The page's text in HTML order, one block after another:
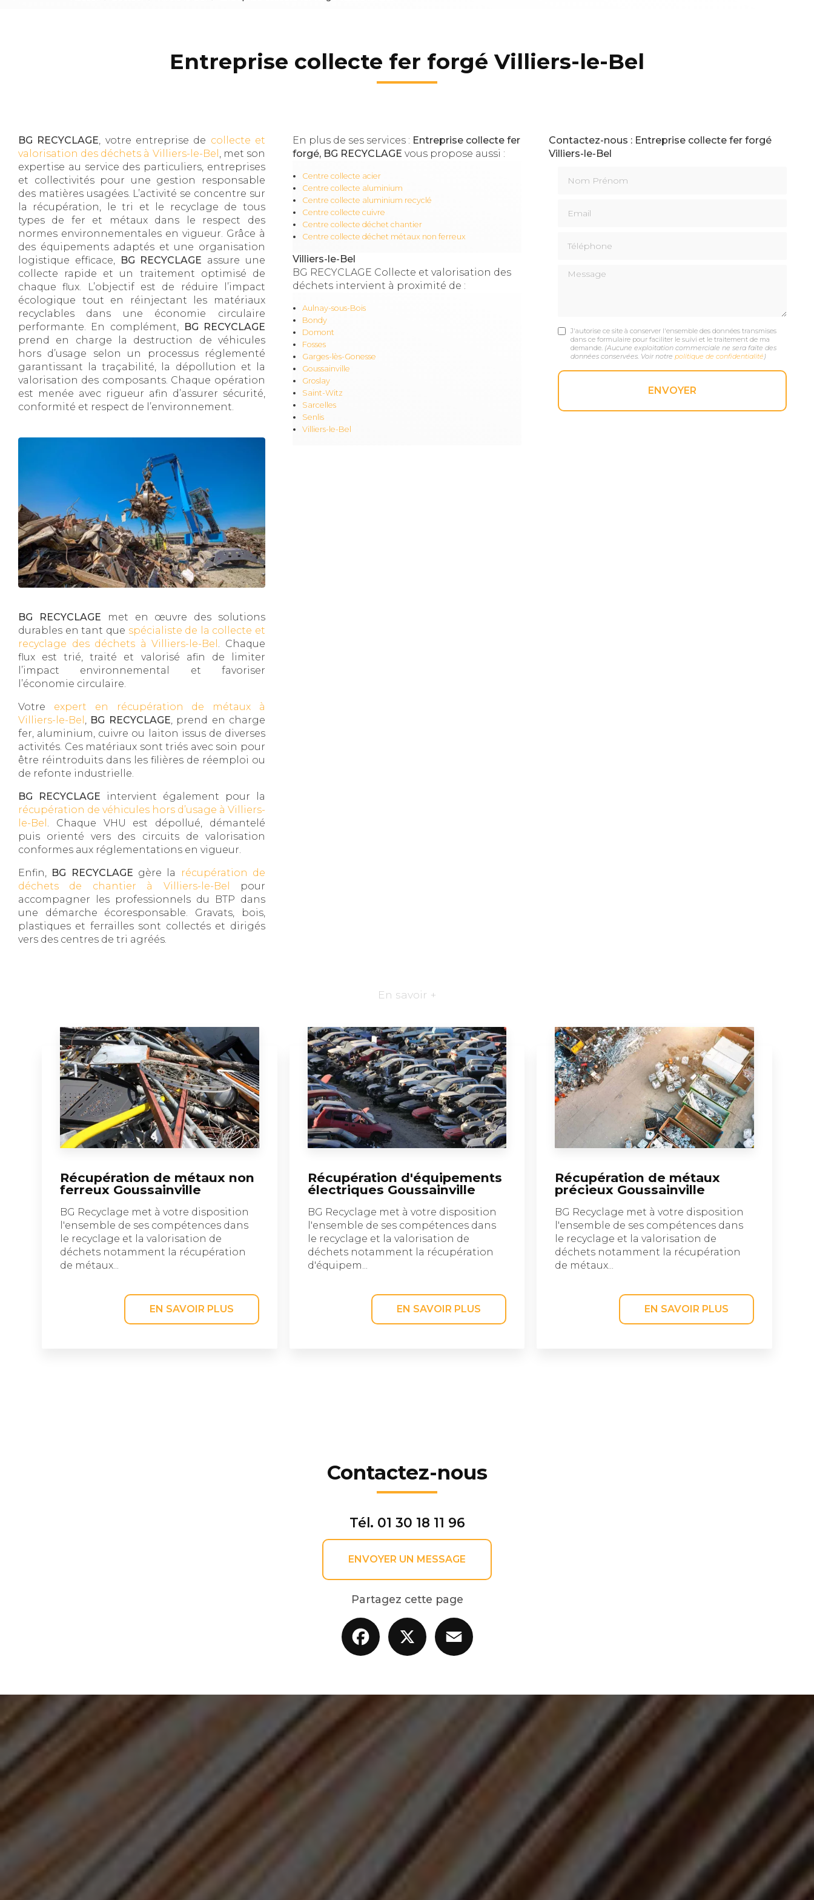
Entreprise collecte fer forgé Villiers-le-Bel
BG RECYCLAGE, votre entreprise de collecte et
valorisation des déchets à Villiers-le-Bel , met son
expertise au service des particuliers, entreprises
et collectivités pour une gestion responsable
des matières usagées. L’activité se concentre sur
la récupération, le tri et le recyclage de tous
types de fer et métaux dans le respect des
normes environnementales en vigueur. Grâce à
des équipements adaptés et une organisation
logistique efficace,
BG RECYCLAGE assure une
collecte rapide et un traitement optimisé de
chaque flux. L’objectif est de réduire l’impact
écologique tout en réinjectant les matériaux
recyclables dans une économie circulaire
performante. En complément,
BG RECYCLAGE
prend en charge la destruction de véhicules
hors d’usage selon un processus réglementé
garantissant la traçabilité, la dépollution et la
valorisation des composants. Chaque opération
est menée avec rigueur afin d’assurer sécurité,
conformité et respect de l’environnement.
BG RECYCLAGE met en œuvre des solutions
durables en tant que spécialiste de la collecte et
recyclage des déchets à Villiers-le-Bel . Chaque
flux est trié, traité et valorisé afin de limiter
l’impact environnemental et favoriser
l’économie circulaire.
Votre expert en récupération de métaux à
Villiers-le-Bel , BG RECYCLAGE, prend en charge
fer, aluminium, cuivre ou laiton issus de diverses
activités. Ces matériaux sont triés avec soin pour
être réintroduits dans les filières de réemploi ou
de refonte industrielle.
BG RECYCLAGE intervient également pour la
récupération de véhicules hors d’usage à Villiers-
le-Bel . Chaque VHU est dépollué, démantelé
puis orienté vers des circuits de valorisation
conformes aux réglementations en vigueur.
Enfin, BG RECYCLAGE gère la
récupération de
déchets de chantier à Villiers-le-Bel
pour
accompagner les professionnels du BTP dans
une démarche écoresponsable. Gravats, bois,
plastiques et ferrailles sont collectés et dirigés
vers des centres de tri agréés.
En plus de ses services : Entreprise collecte fer
forgé, BG RECYCLAGE vous propose aussi :
Centre collecte acier
Centre collecte aluminium
Centre collecte aluminium recyclé
Centre collecte cuivre
Centre collecte déchet chantier
Centre collecte déchet métaux non ferreux
Villiers-le-Bel
BG RECYCLAGE Collecte et valorisation des
déchets intervient à proximité de :
Aulnay-sous-Bois
Bondy
Domont
Fosses
Garges-lès-Gonesse
Goussainville
Groslay
Saint-Witz
Sarcelles
Senlis
Villiers-le-Bel
Contactez-nous : Entreprise collecte fer forgé
Villiers-le-Bel
Message
J'autorise ce site à conserver l'ensemble des données transmises
dans ce formulaire pour faciliter le suivi et le traitement de ma
demande. (Aucune exploitation commerciale ne sera faite des
données conservées. Voir notre politique de confidentialité )
En savoir +
Récupération de métaux non
ferreux Goussainville
BG Recyclage met à votre disposition
l'ensemble de ses compétences dans
le recyclage et la valorisation de
déchets notamment la récupération
de métaux...
EN SAVOIR PLUS
Récupération d'équipements
électriques Goussainville
BG Recyclage met à votre disposition
l'ensemble de ses compétences dans
le recyclage et la valorisation de
déchets notamment la récupération
d'équipem...
EN SAVOIR PLUS
Récupération de métaux
précieux Goussainville
BG Recyclage met à votre disposition
l'ensemble de ses compétences dans
le recyclage et la valorisation de
déchets notamment la récupération
de métaux...
EN SAVOIR PLUS
Contactez-nous
Tél. 01 30 18 11 96
ENVOYER UN MESSAGE
Partagez cette page
Facebook